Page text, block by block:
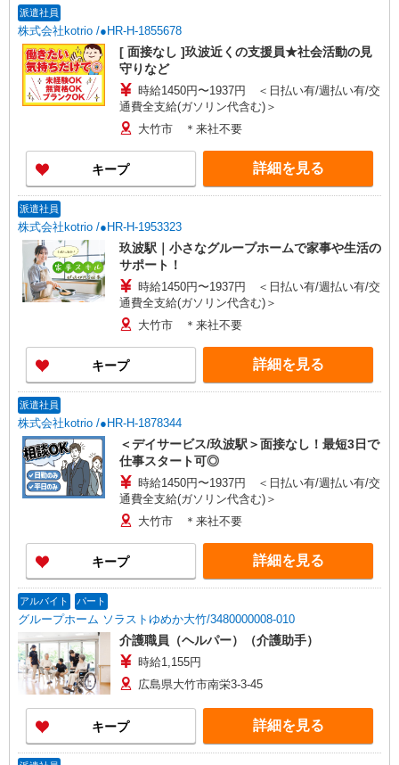
派遣社員
株式会社kotrio /●HR-H-1855678
[ 面接なし ]玖波近くの支援員★社会活動の見
守りなど
時給1450円〜1937円 ＜日払い有/週払い有/交
通費全支給(ガソリン代含む)＞
大竹市 ＊来社不要
キープ 詳細を見る
派遣社員
株式会社kotrio /●HR-H-1953323
玖波駅｜小さなグループホームで家事や生活の
サポート！
時給1450円〜1937円 ＜日払い有/週払い有/交
通費全支給(ガソリン代含む)＞
大竹市 ＊来社不要
キープ 詳細を見る
派遣社員
株式会社kotrio /●HR-H-1878344
＜デイサービス/玖波駅＞面接なし！最短3日で
仕事スタート可◎
時給1450円〜1937円 ＜日払い有/週払い有/交
通費全支給(ガソリン代含む)＞
大竹市 ＊来社不要
キープ 詳細を見る
アルバイト パート
グループホーム ソラストゆめか大竹/3480000008-010
介護職員（ヘルパー）（介護助手）
時給1,155円
広島県大竹市南栄3-3-45
キープ 詳細を見る